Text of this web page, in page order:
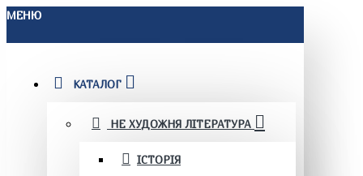
МЕНЮ
КАТАЛОГ
НЕ ХУДОЖНЯ ЛІТЕРАТУРА
ІСТОРІЯ